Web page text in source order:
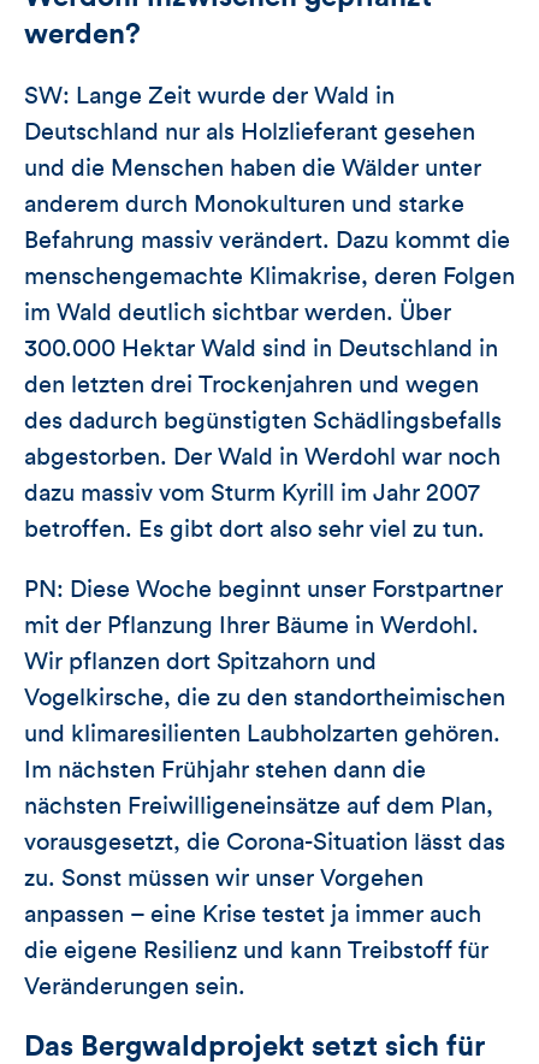
werden?
SW: Lange Zeit wurde der Wald in
Deutschland nur als Holzlieferant gesehen
und die Menschen haben die Wälder unter
anderem durch Monokulturen und starke
Befahrung massiv verändert. Dazu kommt die
menschengemachte Klimakrise, deren Folgen
im Wald deutlich sichtbar werden. Über
300.000 Hektar Wald sind in Deutschland in
den letzten drei Trockenjahren und wegen
des dadurch begünstigten Schädlingsbefalls
abgestorben. Der Wald in Werdohl war noch
dazu massiv vom Sturm Kyrill im Jahr 2007
betroffen. Es gibt dort also sehr viel zu tun.
PN: Diese Woche beginnt unser Forstpartner
mit der Pflanzung Ihrer Bäume in Werdohl.
Wir pflanzen dort Spitzahorn und
Vogelkirsche, die zu den standortheimischen
und klimaresilienten Laubholzarten gehören.
Im nächsten Frühjahr stehen dann die
nächsten Freiwilligeneinsätze auf dem Plan,
vorausgesetzt, die Corona-Situation lässt das
zu. Sonst müssen wir unser Vorgehen
anpassen – eine Krise testet ja immer auch
die eigene Resilienz und kann Treibstoff für
Veränderungen sein.
Das Bergwaldprojekt setzt sich für